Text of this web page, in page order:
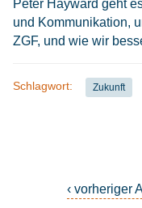
Peter Hayward geht
und Kommunikation,
ZGF, und wie wir
Schlagwort: Zukunft
‹ vorheriger